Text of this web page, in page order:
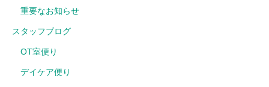
重要なお知らせ
スタッフブログ
OT室便り
デイケア便り